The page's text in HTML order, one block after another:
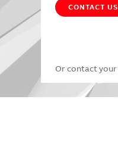
CONTACT US
Or contact your